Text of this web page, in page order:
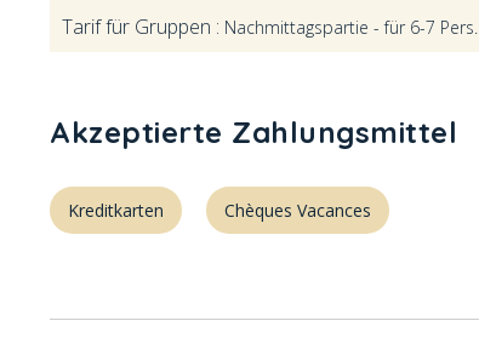
Tarif für Gruppen : Nachmittagspartie - für 6-7 Pers.
Akzeptierte Zahlungsmittel
Kreditkarten Chèques Vacances